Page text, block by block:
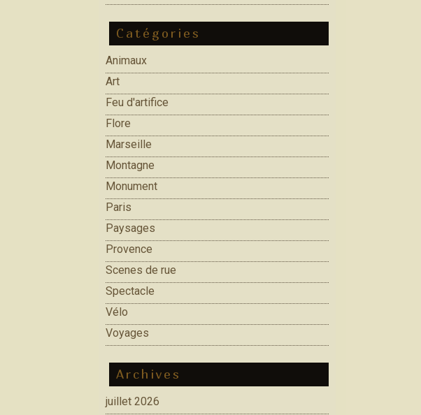
Catégories
Animaux
Art
Feu d'artifice
Flore
Marseille
Montagne
Monument
Paris
Paysages
Provence
Scenes de rue
Spectacle
Vélo
Voyages
Archives
juillet 2026